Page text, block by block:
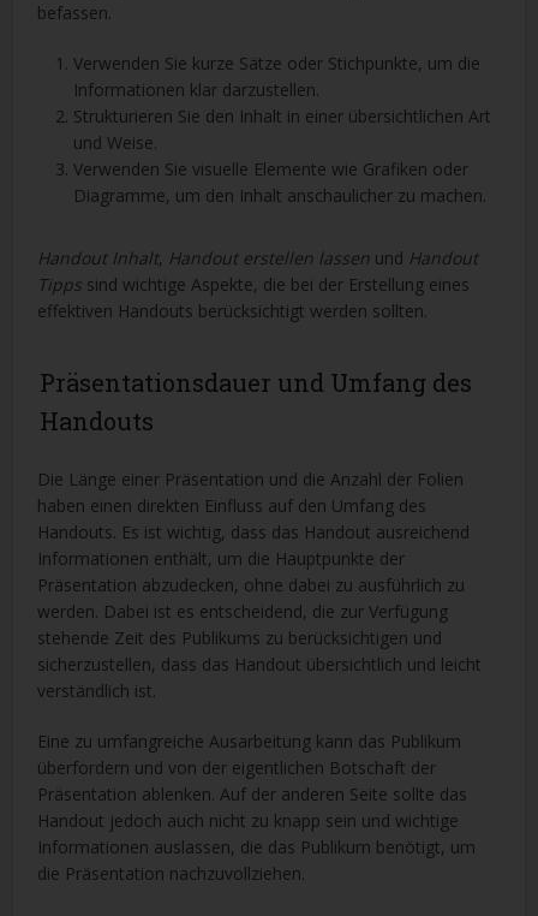
befassen.
Verwenden Sie kurze Sätze oder Stichpunkte, um die
Informationen klar darzustellen.
Strukturieren Sie den Inhalt in einer übersichtlichen Art
und Weise.
Verwenden Sie visuelle Elemente wie Grafiken oder
Diagramme, um den Inhalt anschaulicher zu machen.
Handout Inhalt, Handout erstellen lassen und Handout
Tipps sind wichtige Aspekte, die bei der Erstellung eines
effektiven Handouts berücksichtigt werden sollten.
Präsentationsdauer und Umfang des
Handouts
Die Länge einer Präsentation und die Anzahl der Folien
haben einen direkten Einfluss auf den Umfang des
Handouts. Es ist wichtig, dass das Handout ausreichend
Informationen enthält, um die Hauptpunkte der
Präsentation abzudecken, ohne dabei zu ausführlich zu
werden. Dabei ist es entscheidend, die zur Verfügung
stehende Zeit des Publikums zu berücksichtigen und
sicherzustellen, dass das Handout übersichtlich und leicht
verständlich ist.
Eine zu umfangreiche Ausarbeitung kann das Publikum
überfordern und von der eigentlichen Botschaft der
Präsentation ablenken. Auf der anderen Seite sollte das
Handout jedoch auch nicht zu knapp sein und wichtige
Informationen auslassen, die das Publikum benötigt, um
die Präsentation nachzuvollziehen.